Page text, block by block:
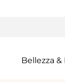
Bellezza